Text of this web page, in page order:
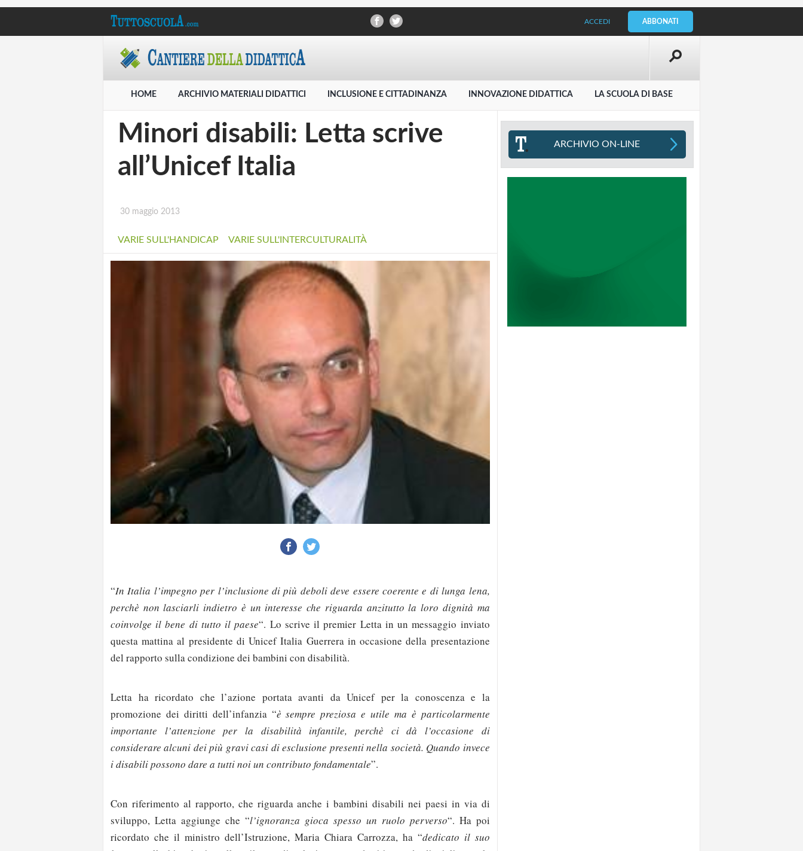
ACCEDI ABBONATI
HOME ARCHIVIO MATERIALI DIDATTICI INCLUSIONE E CITTADINANZA INNOVAZIONE DIDATTICA LA SCUOLA DI BASE
Minori disabili: Letta scrive
all’Unicef Italia
30 maggio 2013
VARIE SULL'HANDICAP VARIE SULL'INTERCULTURALITÀ
“In Italia l’impegno per l’inclusione di più deboli deve essere coerente e di lunga lena,
perchè non lasciarli indietro è un interesse che riguarda anzitutto la loro dignità ma
coinvolge il bene di tutto il paese“. Lo scrive il premier Letta in un messaggio inviato
questa mattina al presidente di Unicef Italia Guerrera in occasione della presentazione
del rapporto sulla condizione dei bambini con disabilità.
Letta ha ricordato che l’azione portata avanti da Unicef per la conoscenza e la
promozione dei diritti dell’infanzia “è sempre preziosa e utile ma è particolarmente
importante l’attenzione per la disabilità infantile, perchè ci dà l’occasione di
considerare alcuni dei più gravi casi di esclusione presenti nella società. Quando invece
i disabili possono dare a tutti noi un contributo fondamentale”.
Con riferimento al rapporto, che riguarda anche i bambini disabili nei paesi in via di
sviluppo, Letta aggiunge che “l’ignoranza gioca spesso un ruolo perverso“. Ha poi
ricordato che il ministro dell’Istruzione, Maria Chiara Carrozza, ha “dedicato il suo
ARCHIVIO ON-LINE